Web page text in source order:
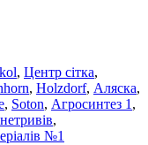
, Центр сітка,
, Holzdorf, Аляска,
, Soton, Агросинтез 1 ,
,
№1